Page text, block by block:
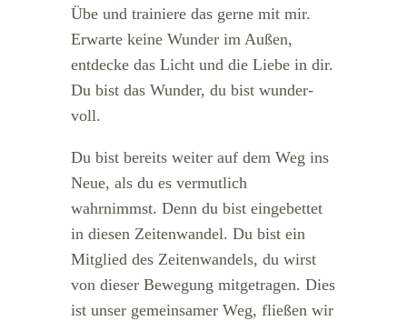
Übe und trainiere das gerne mit mir.
Erwarte keine Wunder im Außen,
entdecke das Licht und die Liebe in dir.
Du bist das Wunder, du bist wunder-
voll.
Du bist bereits weiter auf dem Weg ins
Neue, als du es vermutlich
wahrnimmst. Denn du bist eingebettet
in diesen Zeitenwandel. Du bist ein
Mitglied des Zeitenwandels, du wirst
von dieser Bewegung mitgetragen. Dies
ist unser gemeinsamer Weg, fließen wir